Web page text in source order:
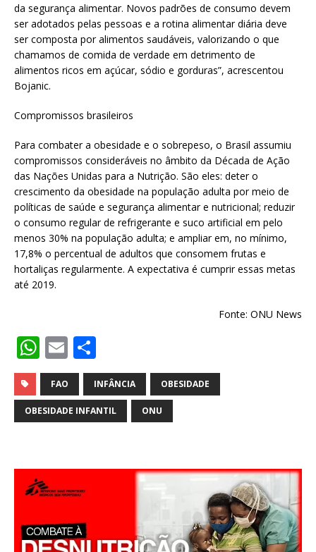
da segurança alimentar. Novos padrões de consumo devem
ser adotados pelas pessoas e a rotina alimentar diária deve
ser composta por alimentos saudáveis, valorizando o que
chamamos de comida de verdade em detrimento de
alimentos ricos em açúcar, sódio e gorduras”, acrescentou
Bojanic.
Compromissos brasileiros
Para combater a obesidade e o sobrepeso, o Brasil assumiu
compromissos consideráveis no âmbito da Década de Ação
das Nações Unidas para a Nutrição. São eles: deter o
crescimento da obesidade na população adulta por meio de
políticas de saúde e segurança alimentar e nutricional; reduzir
o consumo regular de refrigerante e suco artificial em pelo
menos 30% na população adulta; e ampliar em, no mínimo,
17,8% o percentual de adultos que consomem frutas e
hortaliças regularmente. A expectativa é cumprir essas metas
até 2019.
Fonte: ONU News
W
h
at
s
p
E
m
ai
l
h
ar
e
FAO INFÂNCIA OBESIDADE
OBESIDADE INFANTIL ONU